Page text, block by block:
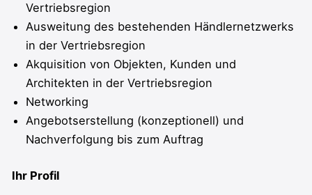
Vertriebsregion
Ausweitung des bestehenden Händlernetzwerks
in der Vertriebsregion
Akquisition von Objekten, Kunden und
Architekten in der Vertriebsregion
Networking
Angebotserstellung (konzeptionell) und
Nachverfolgung bis zum Auftrag
Ihr Profil